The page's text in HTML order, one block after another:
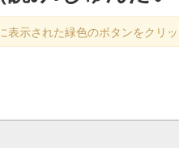
表示された緑色のボタンをクリッ